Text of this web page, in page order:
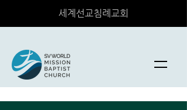
세계선교침례교회